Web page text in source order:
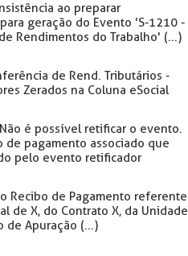
ao preparar
geração do Evento 'S-1210 -
Rendimentos do Trabalho' (...)
de Rend. Tributários -
Zerados na Coluna eSocial
é possível retificar o evento.
de pagamento associado que
pelo evento retificador
Recibo de Pagamento referente
de X, do Contrato X, da Unidade
de Apuração (...)